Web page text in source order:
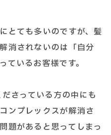
とても多いのですが、髪
消されないのは「自分
ているお客様です。
さっている方の中にも
ンプレックスが解消さ
題があると思ってしまっ